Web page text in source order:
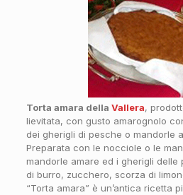
Torta amara della Vallera,
lievitata, con gusto amarognolo
dei gherigli di pesche o mandorle
Preparata con le nocciole o le
mandorle amare ed i gherigli delle
di burro, zucchero, scorza di
“Torta amara” è un’antica ricetta